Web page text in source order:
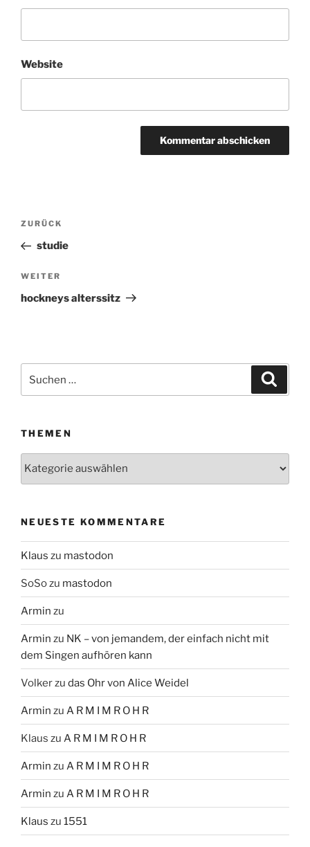
Website
Beitragsnavigation
Vorheriger
Beitrag
ZURÜCK
studie
Nächster
Beitrag
WEITER
hockneys alterssitz
nach:
THEMEN
Themen
NEUESTE KOMMENTARE
Klaus zu mastodon
SoSozu mastodon
Armin zu
Armin zu NK – von jemandem, der einfach nicht mit
dem Singen aufhören kann
Volkerzu das Ohr von Alice Weidel
Armin zu A R M I M R O H R
Klaus zu A R M I M R O H R
Armin zu A R M I M R O H R
Armin zu A R M I M R O H R
Klaus zu 1551